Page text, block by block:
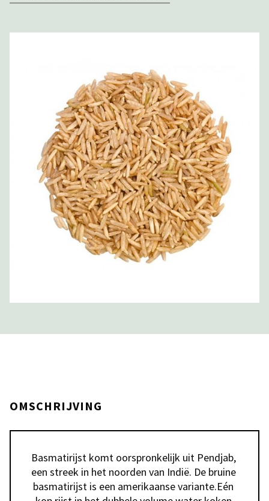
OMSCHRIJVING
Basmatirijst komt oorspronkelijk uit Pendjab,
een streek in het noorden van Indië. De bruine
basmatirijst is een amerikaanse variante.Eén